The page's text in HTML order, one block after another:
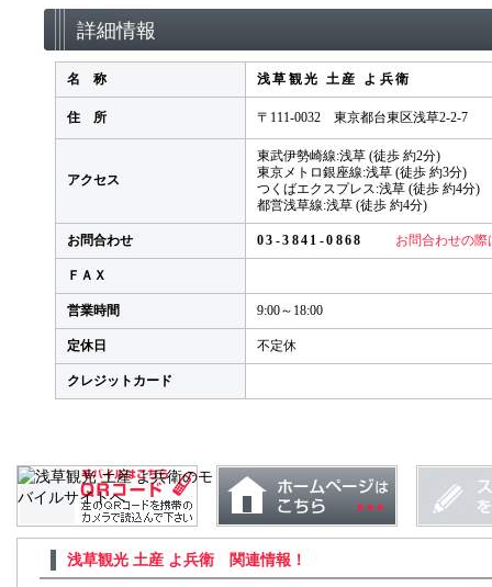
詳細情報
名 称 浅草観光 土産 よ兵衛
住 所 〒111-0032 東京都台東区浅草2-2-7
アクセス
東武伊勢崎線:浅草 (徒歩 約2分)
東京メトロ銀座線:浅草 (徒歩 約3分)
つくばエクスプレス:浅草 (徒歩 約4分)
都営浅草線:浅草 (徒歩 約4分)
お問合わせ 03-3841-0868 お問合わせの
ＦＡＸ
営業時間 9:00～18:00
定休日 不定休
クレジットカード
浅草観光 土産 よ兵衛 関連情報！